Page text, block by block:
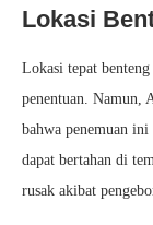
Lokasi
Lokasi tepat
penentuan. Namun,
bahwa penemuan ini
dapat bertahan di
rusak akibat